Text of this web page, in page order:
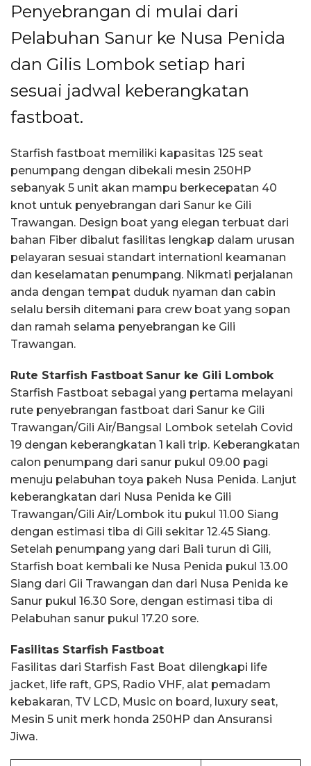
Penyebrangan di mulai dari
Pelabuhan Sanur ke Nusa Penida
dan Gilis Lombok setiap hari
sesuai jadwal keberangkatan
fastboat.
Starfish fastboat memiliki kapasitas 125 seat
penumpang dengan dibekali mesin 250HP
sebanyak 5 unit akan mampu berkecepatan 40
knot untuk penyebrangan dari Sanur ke Gili
Trawangan. Design boat yang elegan terbuat dari
bahan Fiber dibalut fasilitas lengkap dalam urusan
pelayaran sesuai standart internationl keamanan
dan keselamatan penumpang. Nikmati perjalanan
anda dengan tempat duduk nyaman dan cabin
selalu bersih ditemani para crew boat yang sopan
dan ramah selama penyebrangan ke Gili
Trawangan.
Rute Starfish Fastboat Sanur ke Gili Lombok
Starfish Fastboat sebagai yang pertama melayani
rute penyebrangan fastboat dari Sanur ke Gili
Trawangan/Gili Air/Bangsal Lombok setelah Covid
19 dengan keberangkatan 1 kali trip. Keberangkatan
calon penumpang dari sanur pukul 09.00 pagi
menuju pelabuhan toya pakeh Nusa Penida. Lanjut
keberangkatan dari Nusa Penida ke Gili
Trawangan/Gili Air/Lombok itu pukul 11.00 Siang
dengan estimasi tiba di Gili sekitar 12.45 Siang.
Setelah penumpang yang dari Bali turun di Gili,
Starfish boat kembali ke Nusa Penida pukul 13.00
Siang dari Gii Trawangan dan dari Nusa Penida ke
Sanur pukul 16.30 Sore, dengan estimasi tiba di
Pelabuhan sanur pukul 17.20 sore.
Fasilitas Starfish Fastboat
Fasilitas dari Starfish Fast Boat dilengkapi life
jacket, life raft, GPS, Radio VHF, alat pemadam
kebakaran, TV LCD, Music on board, luxury seat,
Mesin 5 unit merk honda 250HP dan Ansuransi
Jiwa.